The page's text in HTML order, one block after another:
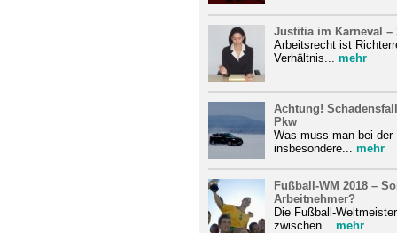
Justitia im Karneval –
Arbeitsrecht ist
Verhältnis... mehr
Achtung!
Pkw
Was muss man bei
insbesondere... mehr
Fußball-WM 2018 –
Arbeitnehmer?
Die Fußball-
zwischen... mehr